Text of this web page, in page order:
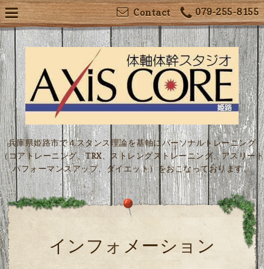
079-255-8155
Contact
兵庫県姫路市で４スタンス理論を基軸にパーソナルトレーニング
（コアトレーニング、TRX、ストレングストレーニング、アスリート
パフォーマンスアップ、ダイエット）をおこなっております。
インフォメーション